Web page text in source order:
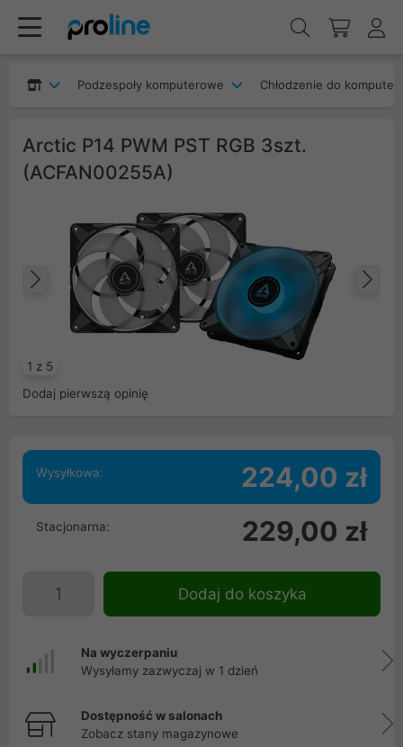
Podzespoły komputerowe Chłodzenie do
Arctic P14 PWM PST RGB 3szt.
(ACFAN00255A)
1 z 5
Poprzedni
Dodaj pierwszą opinię
Wysyłkowa: 224,00 zł
Stacjonarna: 229,00 zł
Dodaj do koszyka
Na wyczerpaniu
Wysyłamy zazwyczaj w 1 dzień
Dostępność w salonach
Zobacz stany magazynowe